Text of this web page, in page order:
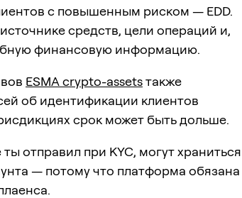
с повышенным риском — EDD.
средств, цели операций и,
финансовую информацию.
ESMA crypto-assetsтакже
об идентификации клиентов
срок может быть дольше.
отправил при KYC, могут храниться
— потому что платформа обязана